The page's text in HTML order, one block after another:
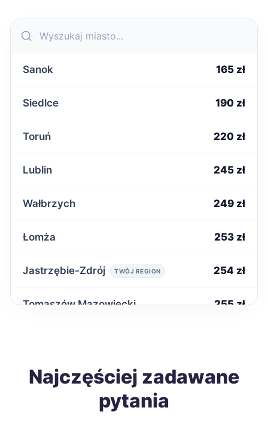
Sanok 165 zł
Siedlce 190 zł
Toruń 220 zł
Lublin 245 zł
Wałbrzych 249 zł
Łomża 253 zł
Jastrzębie-Zdrój TWÓJ REGION 254 zł
Tomaszów Mazowiecki 255 zł
Ostrowiec Świętokrzyski 258 zł
Najczęściej zadawane
pytania